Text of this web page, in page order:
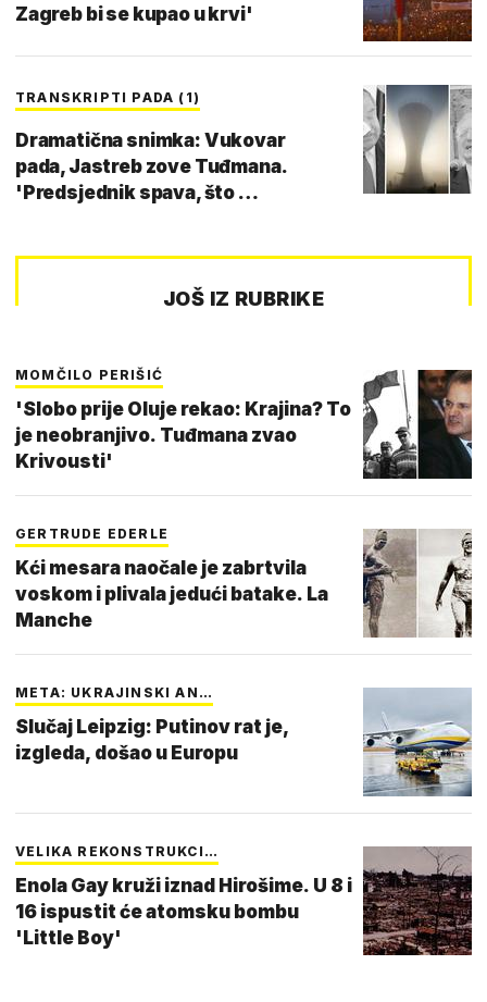
Zagreb bi se kupao u krvi'
TRANSKRIPTI PADA (1)
Dramatična snimka: Vukovar
pada, Jastreb zove Tuđmana.
'Predsjednik spava, što …
JOŠ IZ RUBRIKE
MOMČILO PERIŠIĆ
'Slobo prije Oluje rekao: Krajina? To
je neobranjivo. Tuđmana zvao
Krivousti'
GERTRUDE EDERLE
Kći mesara naočale je zabrtvila
voskom i plivala jedući batake. La
Manche
META: UKRAJINSKI AN…
Slučaj Leipzig: Putinov rat je,
izgleda, došao u Europu
VELIKA REKONSTRUKCI…
Enola Gay kruži iznad Hirošime. U 8 i
16 ispustit će atomsku bombu
'Little Boy'